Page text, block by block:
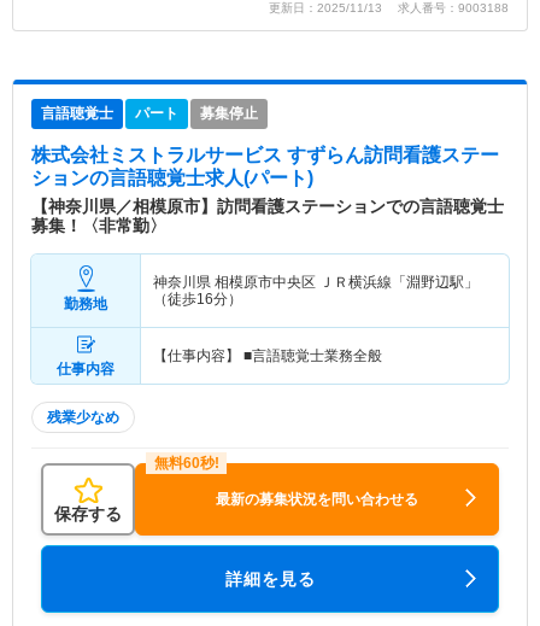
更新日：2025/11/13 求人番号：9003188
言語聴覚士 パート 募集停止
株式会社ミストラルサービス すずらん訪問看護ステー
ションの言語聴覚士求人(パート)
【神奈川県／相模原市】訪問看護ステーションでの言語聴覚士
募集！〈非常勤〉
勤務地
神奈川県 相模原市中央区 ＪＲ横浜線「淵野辺駅」
（徒歩16分）
仕事内容
【仕事内容】 ■言語聴覚士業務全般
残業少なめ
保存する
最新の募集状況を問い合わせる
詳細を見る